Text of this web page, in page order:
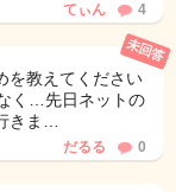
てぃん 4
を教えてください
く…先日ネットの
きま…
未回答
だるる 0